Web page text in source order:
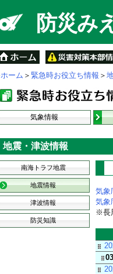
防災み
ホーム ＞ 緊急時お役立ち情報 ＞
気象情報
地震・津波情報
気象
気象
※長
南海トラフ地震
地震情報
津波情報
防災知識